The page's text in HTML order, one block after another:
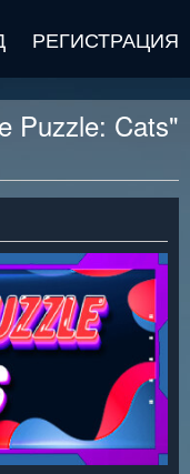
РЕГИСТРАЦИЯ
Puzzle: Cats"